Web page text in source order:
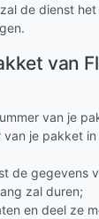
de dienst
van
van je
van je pakket
de gegevens
zal duren;
en deel ze